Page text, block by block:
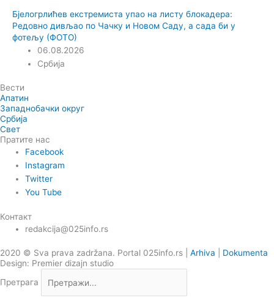
Бјелогрлићев екстремиста упао на листу блокадера:
Редовно дивљао по Чачку и Новом Саду, а сада би у
фотељу (ФОТО)
06.08.2026
Србија
Вести
Апатин
Западнобачки округ
Србија
Свет
Пратите нас
Facebook
Instagram
Twitter
You Tube
Контакт
redakcija@025info.rs
2020 © Sva prava zadržana. Portal 025info.rs | Arhiva
Dokumenta
Design: Premier dizajn studio
Претрага